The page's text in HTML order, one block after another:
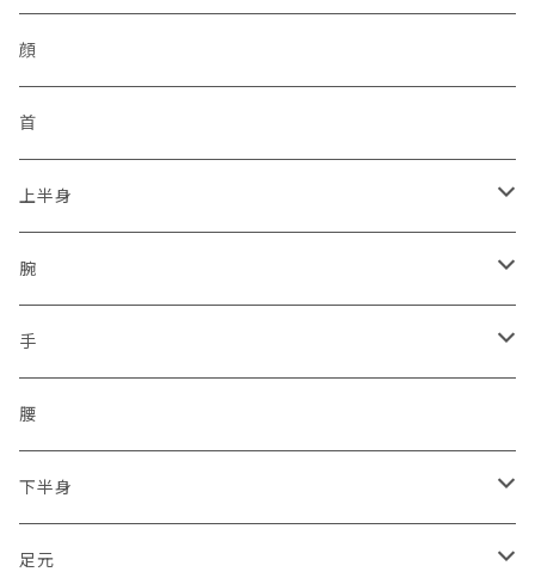
サイドジップ
コンバットソールパターン
タクティカルソールパターン
所属バッジ
反射
ラジオホルスター
ミリタリー
イヤフォン
シークレットサービス
セキュリティポリス
身分証ケース
本革
タテ型
腕章
差込プレート
刺繍
ソックス
車両
無線設備
九州管区
格言
災害復興ブランド「KOKONI KITE」
チャリTシャツ
2016.04.14九州「熊本地震」
2011.03.11東北沖地震「東日本大震災」
通信ネットワーク
二輪・バイク隊
トライク（3輪）・バギー・ジープ隊
ドローン隊
非常用トイレ
感染予防
ヘルメット
帽子
顔
首
上半身
ベスト
上着
腕
保護
手
保護
腰
下半身
ひざ
足元